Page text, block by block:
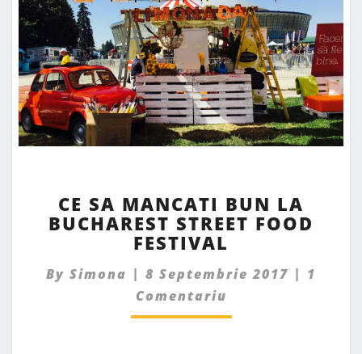
SA
MANCATI
BUN
BUCHAREST
STREET
CE SA MANCATI BUN LA
BUCHAREST STREET FOOD
FESTIVAL
By Simona | 8 Septembrie 2017 | 1
Comentariu